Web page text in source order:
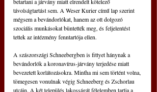
betartani a járvány miatt elrendelt kötelező
távolságtartást sem. A Weser Kurier című lap szerint
mégsem a bevándorlókat, hanem az ott dolgozó
szociális munkásokat büntették meg, és feljelentést
tettek az intézmény fenntartója ellen.
A szászországi Schneebergben is fittyet hánynak a
bevándorlók a koronavírus-járvány terjedése miatt
bevezetett korlátozásokra. Mintha mi sem történt volna,
tömegesen vonulnak végig Schnee­berg és Zschorlau
utcáin. A két település lakosságát félelemben tartja a